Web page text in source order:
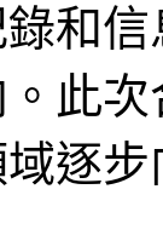
和
此
逐